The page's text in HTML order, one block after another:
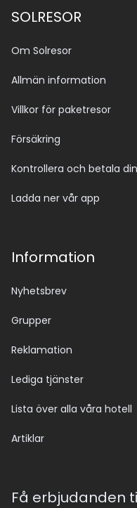
SOLRESOR
Om Solresor
Allmän information
Villkor för paketresor
Försäkring
Kontrollera och betala
Ladda ner vår app
Information
Nyhetsbrev
Grupper
Reklamation
Lediga tjänster
Lista över alla våra hotell
Artiklar
Få erbjudanden